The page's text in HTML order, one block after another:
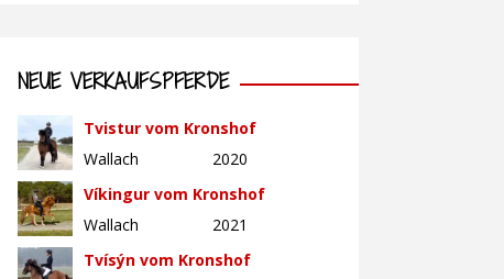
NEUE VERKAUFSPFERDE
Tvistur vom Kronshof
Wallach
2020
Víkingur vom Kronshof
Wallach
2021
Tvísýn vom Kronshof